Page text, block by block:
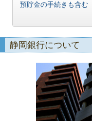
預貯金の手続きも含む
静岡銀行について